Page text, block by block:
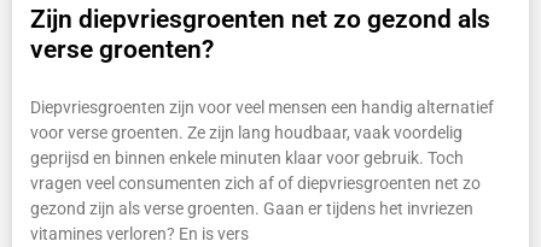
Zijn diepvriesgroenten net zo gezond als
verse groenten?
Diepvriesgroenten zijn voor veel mensen een handig alternatief
voor verse groenten. Ze zijn lang houdbaar, vaak voordelig
geprijsd en binnen enkele minuten klaar voor gebruik. Toch
vragen veel consumenten zich af of diepvriesgroenten net zo
gezond zijn als verse groenten. Gaan er tijdens het invriezen
vitamines verloren? En is vers